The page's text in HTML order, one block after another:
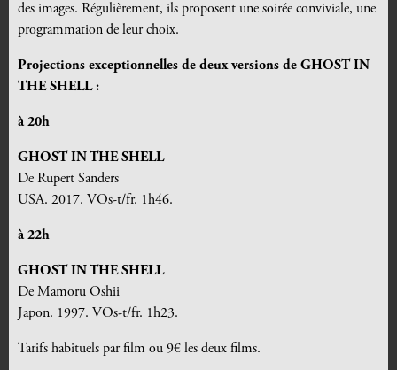
des images. Régulièrement, ils proposent une soirée conviviale, une
programmation de leur choix.
Projections exceptionnelles de deux versions de GHOST IN
THE SHELL :
à 20h
GHOST IN THE SHELL
De Rupert Sanders
USA. 2017. VOs-t/fr. 1h46.
à 22h
GHOST IN THE SHELL
De Mamoru Oshii
Japon. 1997. VOs-t/fr. 1h23.
Tarifs habituels par film ou 9€ les deux films.